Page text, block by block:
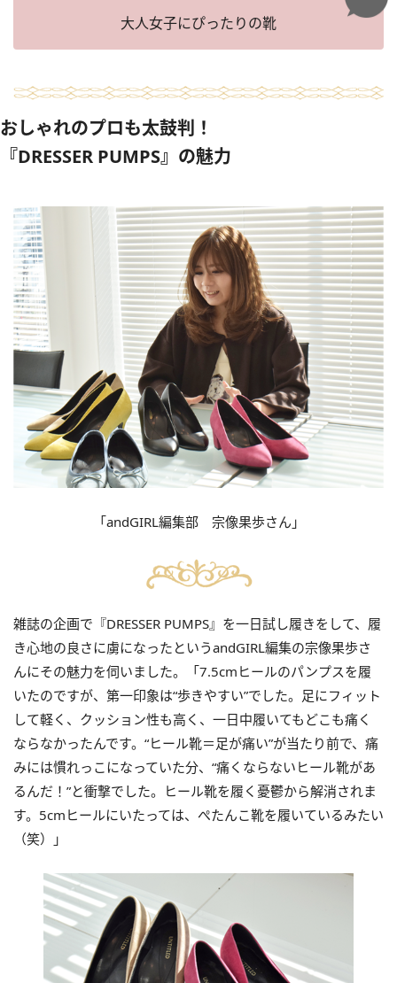
大人女子にぴったりの靴
おしゃれのプロも太鼓判！
『DRESSER PUMPS』の魅力
「andGIRL編集部 宗像果歩さん」
雑誌の企画で『DRESSER PUMPS』を一日試し履きをして、履
き心地の良さに虜になったというandGIRL編集の宗像果歩さ
んにその魅力を伺いました。「7.5cmヒールのパンプスを履
いたのですが、第一印象は“歩きやすい”でした。足にフィット
して軽く、クッション性も高く、一日中履いてもどこも痛く
ならなかったんです。“ヒール靴＝足が痛い”が当たり前で、痛
みには慣れっこになっていた分、“痛くならないヒール靴があ
るんだ！”と衝撃でした。ヒール靴を履く憂鬱から解消されま
す。5cmヒールにいたっては、ぺたんこ靴を履いているみたい
（笑）」